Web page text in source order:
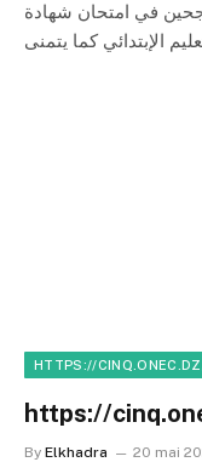
في امتحان شهادة
HTTPS://
https://
By Elkhadra 20 mai